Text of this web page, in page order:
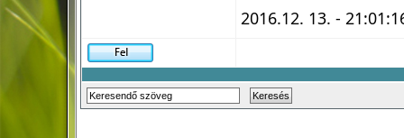
2016.12. 13. -